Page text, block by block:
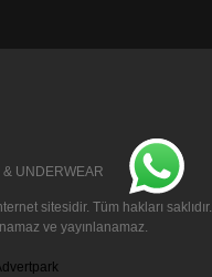
UNDERWEAR
sitesidir. Tüm hakları saklıdır.
ve yayınlanamaz.